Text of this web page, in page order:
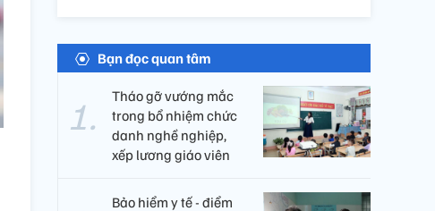
Bạn đọc quan tâm
Tháo gỡ vướng mắc
trong bổ nhiệm chức
danh nghề nghiệp,
xếp lương giáo viên
Bảo hiểm y tế - điểm